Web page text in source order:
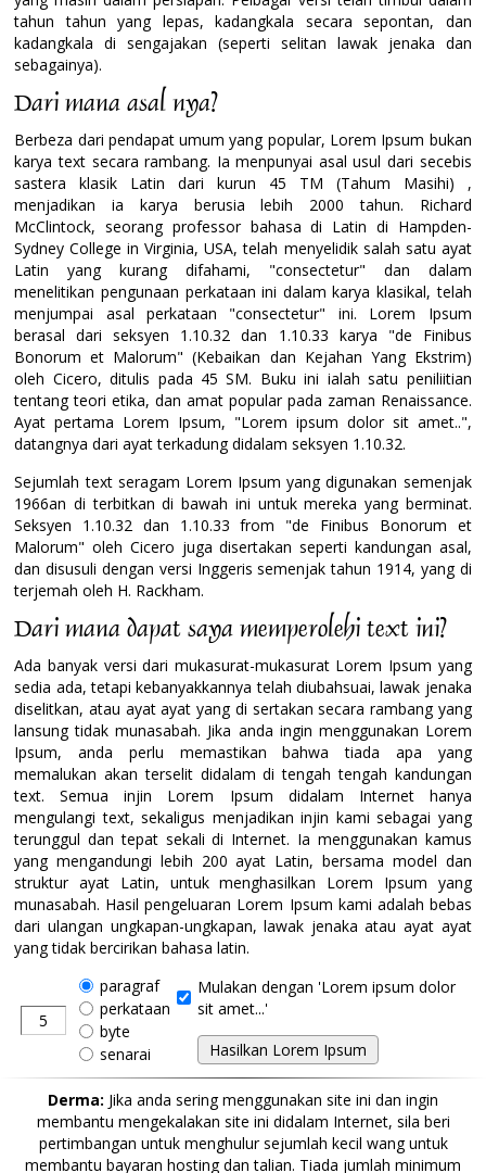
tahun tahun yang lepas, kadangkala secara sepontan, dan
kadangkala di sengajakan (seperti selitan lawak jenaka dan
sebagainya).
Dari mana asal nya?
Berbeza dari pendapat umum yang popular, Lorem Ipsum bukan
karya text secara rambang. Ia menpunyai asal usul dari secebis
sastera klasik Latin dari kurun 45 TM (Tahum Masihi) ,
menjadikan ia karya berusia lebih 2000 tahun. Richard
McClintock, seorang professor bahasa di Latin di Hampden-
Sydney College in Virginia, USA, telah menyelidik salah satu ayat
Latin yang kurang difahami, "consectetur" dan dalam
menelitikan pengunaan perkataan ini dalam karya klasikal, telah
menjumpai asal perkataan "consectetur" ini. Lorem Ipsum
berasal dari seksyen 1.10.32 dan 1.10.33 karya "de Finibus
Bonorum et Malorum" (Kebaikan dan Kejahan Yang Ekstrim)
oleh Cicero, ditulis pada 45 SM. Buku ini ialah satu peniliitian
tentang teori etika, dan amat popular pada zaman Renaissance.
Ayat pertama Lorem Ipsum, "Lorem ipsum dolor sit amet..",
datangnya dari ayat terkadung didalam seksyen 1.10.32.
Sejumlah text seragam Lorem Ipsum yang digunakan semenjak
1966an di terbitkan di bawah ini untuk mereka yang berminat.
Seksyen 1.10.32 dan 1.10.33 from "de Finibus Bonorum et
Malorum" oleh Cicero juga disertakan seperti kandungan asal,
dan disusuli dengan versi Inggeris semenjak tahun 1914, yang di
terjemah oleh H. Rackham.
Dari mana dapat saya memperolehi text ini?
Ada banyak versi dari mukasurat-mukasurat Lorem Ipsum yang
sedia ada, tetapi kebanyakkannya telah diubahsuai, lawak jenaka
diselitkan, atau ayat ayat yang di sertakan secara rambang yang
lansung tidak munasabah. Jika anda ingin menggunakan Lorem
Ipsum, anda perlu memastikan bahwa tiada apa yang
memalukan akan terselit didalam di tengah tengah kandungan
text. Semua injin Lorem Ipsum didalam Internet hanya
mengulangi text, sekaligus menjadikan injin kami sebagai yang
terunggul dan tepat sekali di Internet. Ia menggunakan kamus
yang mengandungi lebih 200 ayat Latin, bersama model dan
struktur ayat Latin, untuk menghasilkan Lorem Ipsum yang
munasabah. Hasil pengeluaran Lorem Ipsum kami adalah bebas
dari ulangan ungkapan-ungkapan, lawak jenaka atau ayat ayat
yang tidak bercirikan bahasa latin.
paragraf
perkataan
byte
senarai
Mulakan dengan 'Lorem ipsum dolor
sit amet...'
Derma: Jika anda sering menggunakan site ini dan ingin
membantu mengekalakan site ini didalam Internet, sila beri
pertimbangan untuk menghulur sejumlah kecil wang untuk
membantu bayaran hosting dan talian. Tiada jumlah minimum